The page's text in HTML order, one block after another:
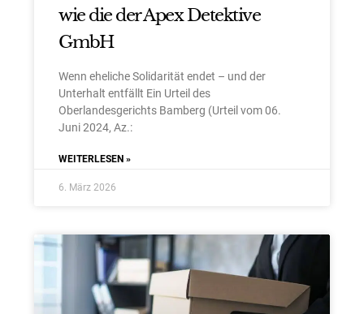
wie die der Apex Detektive
GmbH
Wenn eheliche Solidarität endet – und der
Unterhalt entfällt Ein Urteil des
Oberlandesgerichts Bamberg (Urteil vom 06.
Juni 2024, Az.:
WEITERLESEN »
6. März 2026